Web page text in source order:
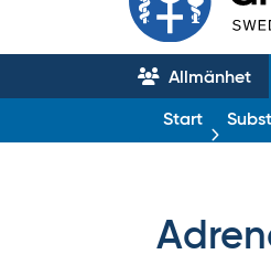
Allmänhet
Start
T